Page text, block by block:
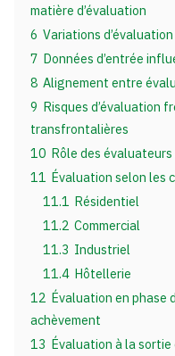
matière d’évaluation
6 Variations
7 Données d’entrée
8 Alignement entre
9 Risques d’évaluation
transfrontalières
10 Rôle des
11 Évaluation selon les
11.1 Résidentiel
11.2 Commercial
11.3 Industriel
11.4 Hôtellerie
12 Évaluation en phase
achèvement
13 Évaluation à la